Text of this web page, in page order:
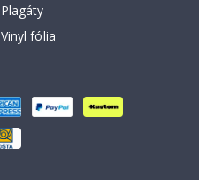
Plagáty
Vinyl fólia